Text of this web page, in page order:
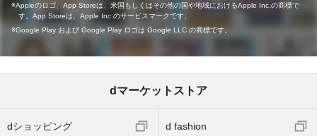
Appleのロゴ、App Storeは、米国もしくはその他の国や地域におけるApple Inc.の商標で
す。App Storeは、Apple Inc.のサービスマークです。
Google Play および Google Play ロゴは Google LLC の商標です。
dマーケットストア
dショッピング d fashion